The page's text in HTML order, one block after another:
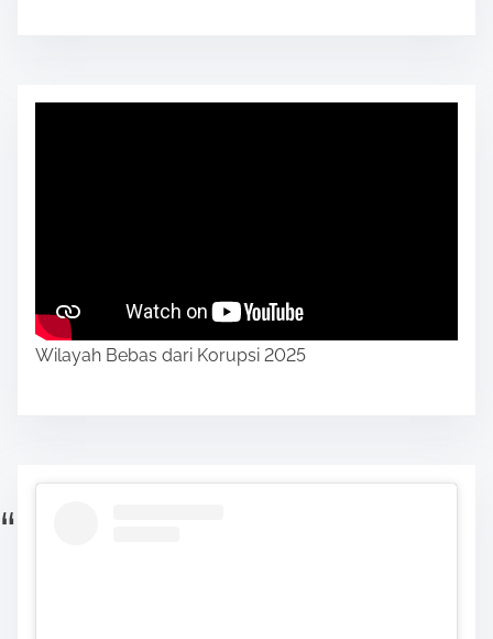
Wilayah Bebas dari Korupsi 2025